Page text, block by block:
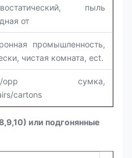
пыль
от
промышленность,
чистая комната, ect.
opp сумка,
cartons
или подгонянные